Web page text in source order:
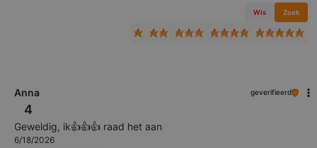
Wis Zoek
Anna geverifieerd
4
Geweldig, ik👍👍👍 raad het aan
6/18/2026